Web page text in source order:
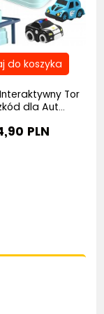
Tor
dla Aut...
PLN